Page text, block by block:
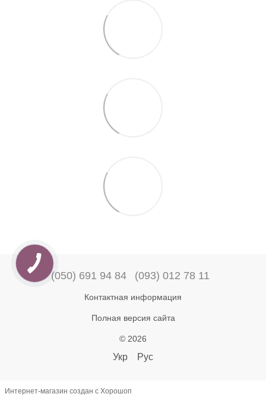
(050) 691 94 84 (093) 012 78 11
Контактная информация
Полная версия сайта
© 2026
Укр Рус
Интернет-магазин создан с Хорошоп